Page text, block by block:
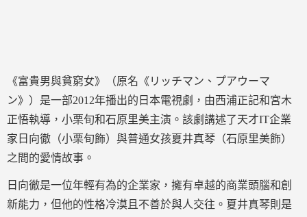
《富貴男與貧窮女》（原名《リッチマン、プアウーマ
ン》）是一部2012年播出的日本電視劇，由西浦正記和宮木
正悟執導，小栗旬和石原里美主演。該劇講述了天才IT企業
家日向徹（小栗旬飾）與普通女孩夏井真琴（石原里美飾）
之間的愛情故事。
日向徹是一位年輕有為的企業家，擁有卓越的商業頭腦和創
新能力，但他的性格冷漠且不善於與人交往。夏井真琴則是